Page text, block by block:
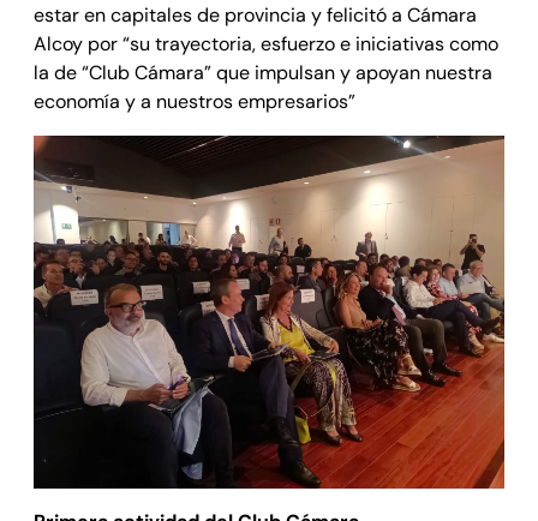
estar en capitales de provincia y felicitó a Cámara
Alcoy por “su trayectoria, esfuerzo e iniciativas como
la de “Club Cámara” que impulsan y apoyan nuestra
economía y a nuestros empresarios”